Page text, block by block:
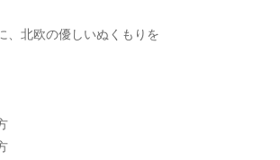
、北欧の優しいぬくもりを